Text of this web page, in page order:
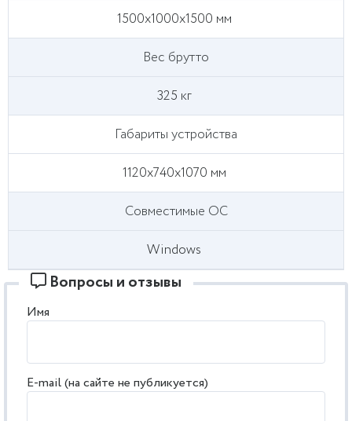
1500х1000х1500 мм
Вес брутто
325 кг
Габариты устройства
1120x740x1070 мм
Совместимые ОС
Windows
Вопросы и отзывы
Имя
E-mail (на сайте не публикуется)